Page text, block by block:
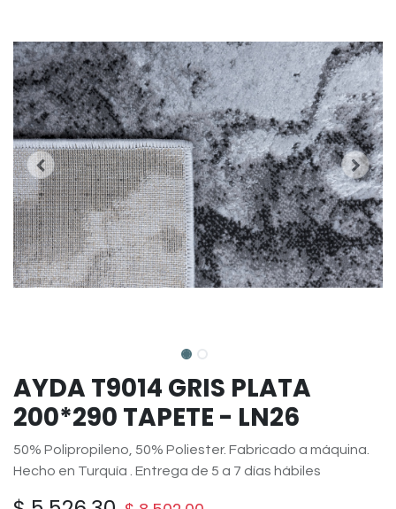
AYDA T9014 GRIS PLATA
200*290 TAPETE - LN26
50% Polipropileno, 50% Poliester. Fabricado a máquina.
Hecho en Turquía . Entrega de 5 a 7 días hábiles